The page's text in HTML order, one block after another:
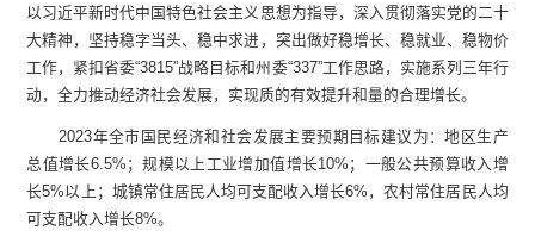
以习近平新时代中国特色社会主义思想为指导，深入贯彻落实党的二十
大精神，坚持稳字当头、稳中求进，突出做好稳增长、稳就业、稳物价
工作，紧扣省委“3815”战略目标和州委“337”工作思路，实施系列三年行
动，全力推动经济社会发展，实现质的有效提升和量的合理增长。
2023年全市国民经济和社会发展主要预期目标建议为：地区生产
总值增长6.5%；规模以上工业增加值增长10%；一般公共预算收入增
长5%以上；城镇常住居民人均可支配收入增长6%，农村常住居民人均
可支配收入增长8%。